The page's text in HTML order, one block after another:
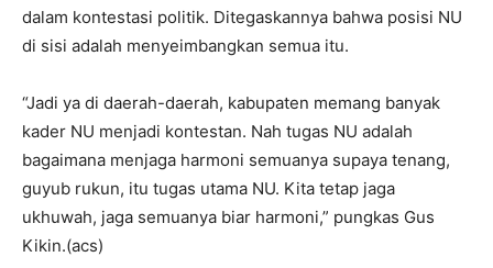
dalam kontestasi politik. Ditegaskannya bahwa posisi NU
di sisi adalah menyeimbangkan semua itu.
“Jadi ya di daerah-daerah, kabupaten memang banyak
kader NU menjadi kontestan. Nah tugas NU adalah
bagaimana menjaga harmoni semuanya supaya tenang,
guyub rukun, itu tugas utama NU. Kita tetap jaga
ukhuwah, jaga semuanya biar harmoni,” pungkas Gus
Kikin.(acs)